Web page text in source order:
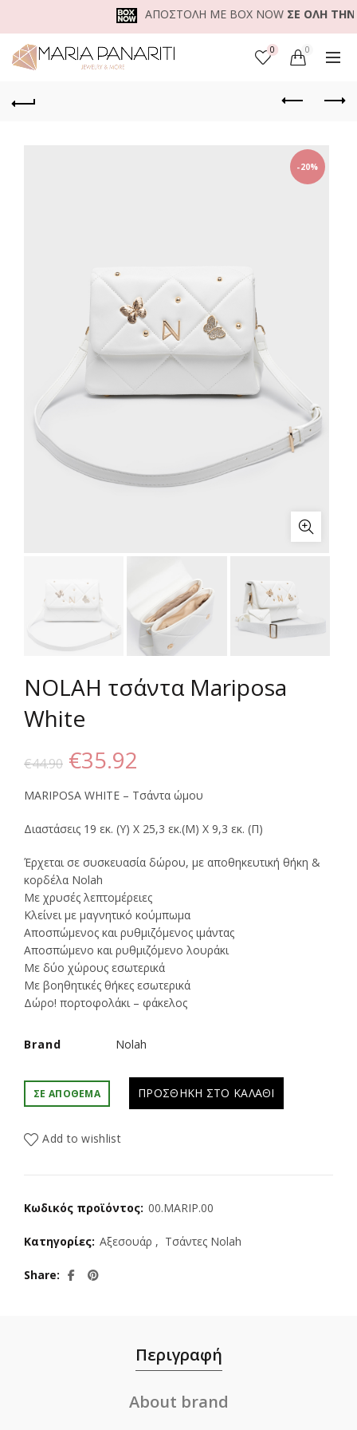
ΑΠΟΣΤΟΛΗ ΜΕ BOX NOWΣΕ ΟΛΗ ΤΗΝ
0 0
-20%
NOLAH τσάντα Mariposa
White
€44.90 Original
price
was:
€44.90.
€35.92
τρέχουσα
τιμή
είναι:
€35.92.
MARIPOSA WHITE – Τσάντα ώμου
Διαστάσεις 19 εκ. (Υ) Χ 25,3 εκ.(Μ) Χ 9,3 εκ. (Π)
Έρχεται σε συσκευασία δώρου, με αποθηκευτική θήκη &
κορδέλα Nolah
Με χρυσές λεπτομέρειες
Κλείνει με μαγνητικό κούμπωμα
Αποσπώμενος και ρυθμιζόμενος ιμάντας
Αποσπώμενο και ρυθμιζόμενο λουράκι
Με δύο χώρους εσωτερικά
Με βοηθητικές θήκες εσωτερικά
Δώρο! πορτοφολάκι – φάκελος
Brand Nolah
ΣΕ ΑΠΌΘΕΜΑ ΠΡΟΣΘΉΚΗ ΣΤΟ ΚΑΛΆΘΙ
Add to wishlist
Κωδικός προϊόντος: 00.MARIP.00
Κατηγορίες: Αξεσουάρ , Τσάντες Nolah
Share
Περιγραφή
About brand